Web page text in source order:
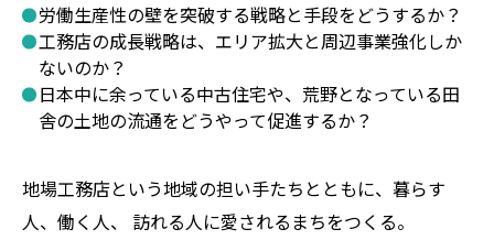
労働生産性の壁を突破する戦略と手段をどうするか？
工務店の成長戦略は、エリア拡大と周辺事業強化しか
ないのか？
日本中に余っている中古住宅や、荒野となっている田
舎の土地の流通をどうやって促進するか？
地場工務店という地域の担い手たちとともに、暮らす
人、働く人、 訪れる人に愛されるまちをつくる。